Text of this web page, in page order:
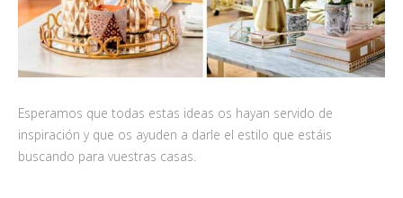
Esperamos que todas estas ideas os hayan servido de
inspiración y que os ayuden a darle el estilo que estáis
buscando para vuestras casas.